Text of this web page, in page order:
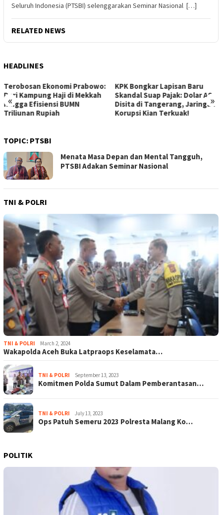
Seluruh Indonesia (PTSBI) selenggarakan Seminar Nasional […]
RELATED NEWS
HEADLINES
« »
KPK Bongkar Lapisan Baru
Skandal Suap Pajak: Dolar AS
Disita di Tangerang, Jaringan
Korupsi Kian Terkuak!
Gelombang Baru Hoki Bawah
Air: Indonesia Jadi Tuan
Rumah Kejuaraan Asia CMAS
2026!
TOPIC: PTSBI
Menata Masa Depan dan Mental Tangguh,
PTSBI Adakan Seminar Nasional
TNI & POLRI
TNI & POLRI March 2, 2024
Wakapolda Aceh Buka Latpraops Keselamata…
TNI & POLRI September 13, 2023
Komitmen Polda Sumut Dalam Pemberantasan…
TNI & POLRI July 13, 2023
Ops Patuh Semeru 2023 Polresta Malang Ko…
POLITIK